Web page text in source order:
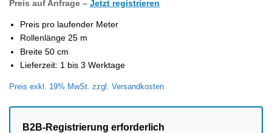
Preis auf Anfrage – Jetzt registrieren
Preis pro laufender Meter
Rollenlänge 25 m
Breite 50 cm
Lieferzeit: 1 bis 3 Werktage
Preis exkl. 19% MwSt. zzgl. Versandkosten
B2B-Registrierung erforderlich